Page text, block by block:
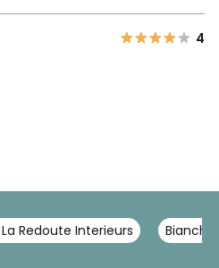
4
Redoute Interieurs